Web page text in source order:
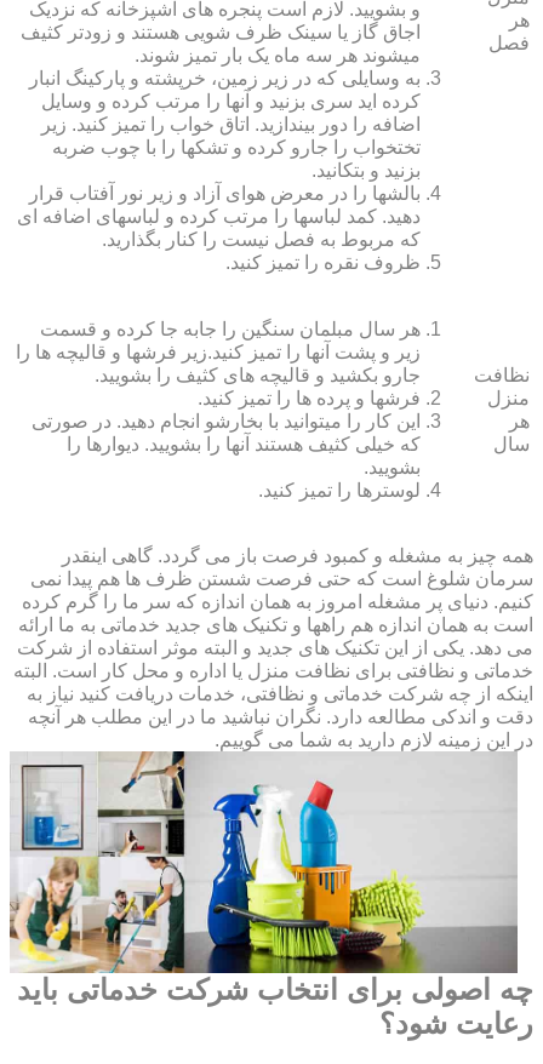
هر
فصل
و بشویید. لازم است پنجره‏ های آشپزخانه که نزدیک
اجاق گاز یا سینک ظرف شویی هستند و زودتر کثیف
می‏شوند هر سه ماه یک بار تمیز شوند.
به وسایلی که در زیر زمین، خرپشته و پارکینگ انبار
کرده‏ اید سری بزنید و آنها را مرتب کرده و وسایل
اضافه را دور بیندازید. اتاق خواب را تمیز کنید. زیر
تختخواب را جارو کرده و تشک‏ها را با چوب ضربه
بزنید و بتکانید.
بالش‏ها را در معرض هوای آزاد و زیر نور آفتاب قرار
دهید. کمد لباس‏ها را مرتب کرده و لباس‏های اضافه ای
که مربوط به فصل نیست را کنار بگذارید.
ظروف نقره را تمیز کنید.
نظافت
منزل
هر
سال
هر سال مبلمان سنگین را جابه جا کرده و قسمت
زیر و پشت آنها را تمیز کنید.زیر فرش‏ها و قالیچه‏ ها را
جارو بکشید و قالیچه‏ های کثیف را بشویید.
فرش‏ها و پرده ‏ها را تمیز کنید.
این کار را می‏توانید با بخارشو انجام دهید. در صورتی
که خیلی کثیف هستند آنها را بشویید. دیوارها را
بشویید.
لوسترها را تمیز کنید.
همه چیز به مشغله و کمبود فرصت باز می گردد. گاهی اینقدر
سرمان شلوغ است که حتی فرصت شستن ظرف ها هم پیدا نمی
کنیم. دنیای پر مشغله امروز به همان اندازه که سر ما را گرم کرده
است به همان اندازه هم راهها و تکنیک های جدید خدماتی به ما ارائه
می دهد. یکی از این تکنیک های جدید و البته موثر استفاده از شرکت
خدماتی و نظافتی برای نظافت منزل یا اداره و محل کار است. البته
اینکه از چه شرکت خدماتی و نظافتی، خدمات دریافت کنید نیاز به
دقت و اندکی مطالعه دارد. نگران نباشید ما در این مطلب هر آنچه
در این زمینه لازم دارید به شما می گوییم.
چه اصولی برای انتخاب شرکت خدماتی باید
رعایت شود؟